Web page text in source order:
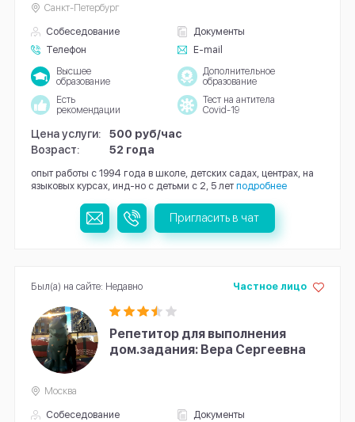
Собеседование
Документы
Телефон
E-mail
Санкт-Петербург
Высшее
образование
Дополнительное
образование
Есть
рекомендации
Тест на антитела
Covid-19
Цена услуги:
500 руб/час
Возраст:
52 года
опыт работы с 1994 года в школе, детских садах, центрах, на
языковых курсах, инд-но с детьми с 2, 5 лет подробнее
Пригласить в чат
Репетитор для выполнения
дом.задания: Вера Сергеевна
Собеседование
Документы
Частное лицо
Москва
Был(а) на сайте: Недавно